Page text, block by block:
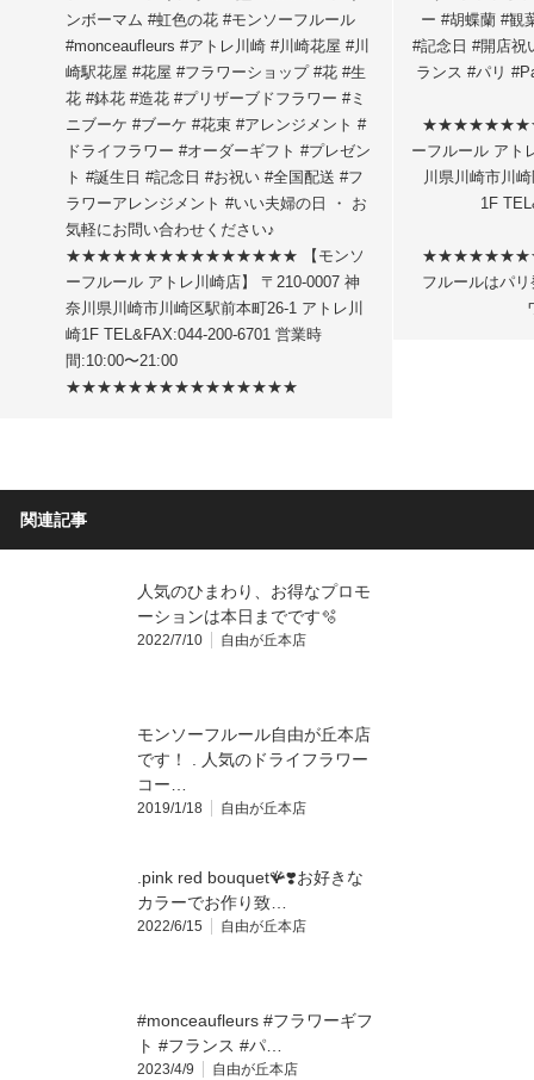
ンボーマム #虹色の花 #モンソーフルール
#monceaufleurs #アトレ川崎 #川崎花屋 #川
崎駅花屋 #花屋 #フラワーショップ #花 #生
花 #鉢花 #造花 #プリザーブドフラワー #ミ
ニブーケ #ブーケ #花束 #アレンジメント #
ドライフラワー #オーダーギフト #プレゼン
ト #誕生日 #記念日 #お祝い #全国配送 #フ
ラワーアレンジメント #いい夫婦の日 ・ お
気軽にお問い合わせください♪
★★★★★★★★★★★★★★★ 【モンソ
ーフルール アトレ川崎店】 〒210-0007 神
奈川県川崎市川崎区駅前本町26-1 アトレ川
崎1F TEL&FAX:044-200-6701 営業時
間:10:00〜21:00
★★★★★★★★★★★★★★★
ー #胡蝶蘭 #観
#記念日 #開店祝
ランス #パリ
ーフルール アト
川県川崎市川
1F
フルールはパ
関連記事
人気のひまわり、お得なプロモ
ーションは本日までです🫧
2022/7/10 自由が丘本店
モンソーフルール自由が丘本店
です！ . 人気のドライフラワー
コー…
2019/1/18 自由が丘本店
.pink red bouquet🪸❣️お好きな
カラーでお作り致…
2022/6/15 自由が丘本店
#monceaufleurs #フラワーギフ
ト #フランス #パ…
2023/4/9 自由が丘本店